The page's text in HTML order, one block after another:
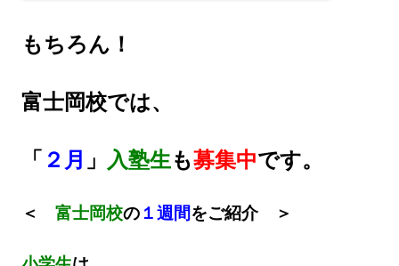
もちろん！
富士岡校では、
「 ２月 」 入塾生も募集中です。
＜ 富士岡校の １週間をご紹介 ＞